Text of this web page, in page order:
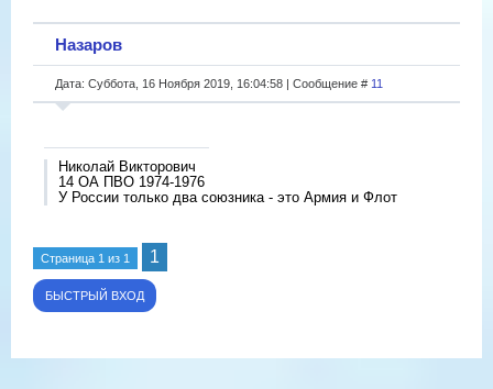
Назаров
Дата: Суббота, 16 Ноября 2019, 16:04:58 | Сообщение # 11
Николай Викторович
14 ОА ПВО 1974-1976
У России только два союзника - это Армия и Флот
Страница 1 из 1 1